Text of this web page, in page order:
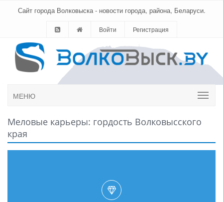
Сайт города Волковыска - новости города, района, Беларуси.
Войти Регистрация
МЕНЮ
Меловые карьеры: гордость Волковысского
края